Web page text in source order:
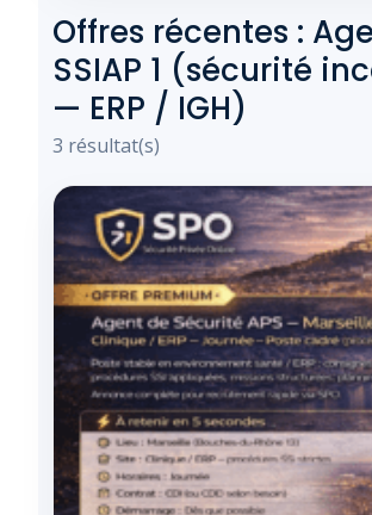
Offres récentes :
SSIAP 1 (sécurité
— ERP / IGH)
3 résultat(s)